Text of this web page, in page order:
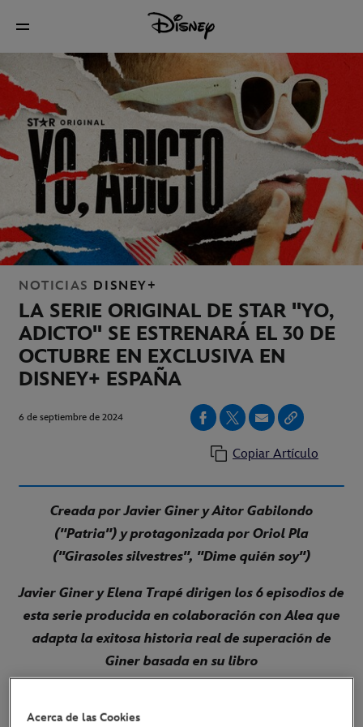
NOTICIAS DISNEY+
LA SERIE ORIGINAL DE STAR "YO,
ADICTO" SE ESTRENARÁ EL 30 DE
OCTUBRE EN EXCLUSIVA EN
DISNEY+ ESPAÑA
6 de septiembre de 2024
Copiar Artículo
Creada por Javier Giner y Aitor Gabilondo
("Patria") y protagonizada por Oriol Pla
("Girasoles silvestres", "Dime quién soy")
Javier Giner y Elena Trapé dirigen los 6 episodios de
esta serie producida en colaboración con Alea que
adapta la exitosa historia real de superación de
Giner basada en su libro
Acerca de las Cookies